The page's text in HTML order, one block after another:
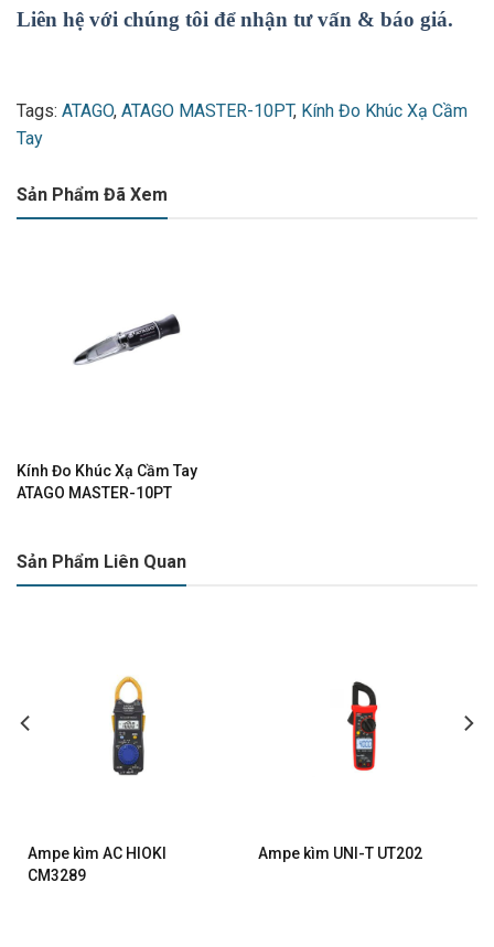
Liên hệ với chúng tôi để nhận tư vấn & báo giá.
Tags: ATAGO, ATAGO MASTER-10PT, Kính Đo Khúc Xạ Cầm
Tay
Sản Phẩm Đã Xem
Kính Đo Khúc Xạ Cầm Tay
ATAGO MASTER-10PT
Sản Phẩm Liên Quan
Ampe kìm AC HIOKI
CM3289
Ampe kìm UNI-T UT202